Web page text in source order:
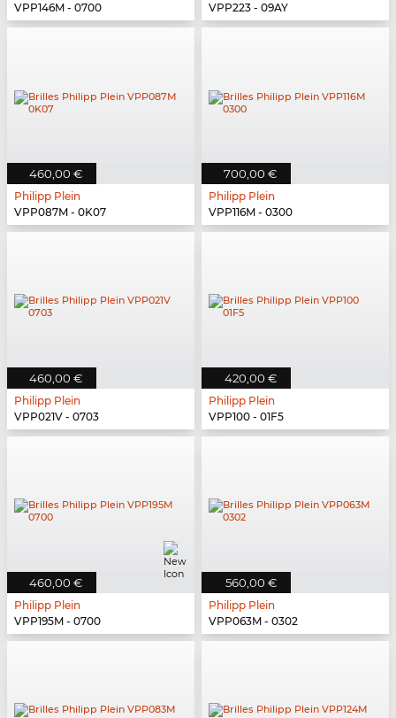
VPP146M - 0700
VPP223 - 09AY
460,00 €
Philipp Plein
VPP087M - 0K07
700,00 €
Philipp Plein
VPP116M - 0300
460,00 €
Philipp Plein
VPP021V - 0703
420,00 €
Philipp Plein
VPP100 - 01F5
460,00 €
Philipp Plein
VPP195M - 0700
560,00 €
Philipp Plein
VPP063M - 0302